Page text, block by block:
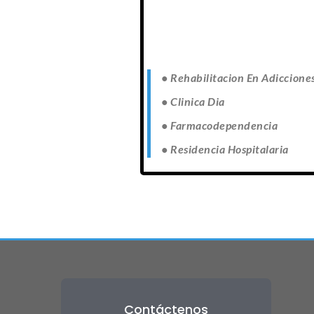
• Rehabilitacion En
• Clinica Dia
• Farmacodependencia
• Residencia Hospitalaria
Contáctenos